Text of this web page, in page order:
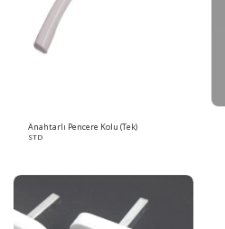
Anahtarlı Pencere Kolu (Tek)
STD